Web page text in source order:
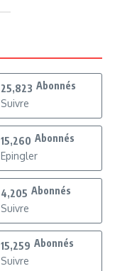
25,823 Abonnés
Suivre
15,260 Abonnés
Epingler
4,205 Abonnés
Suivre
15,259 Abonnés
Suivre